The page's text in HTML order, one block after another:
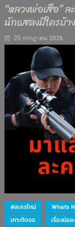
“หลวงพ่อเสือ”
นักแสดงมีใครบ้าง
25 กรกฎาคม 2026
#ละครใหม่ What's
เกาะติดจอ
เรื่องย่อล